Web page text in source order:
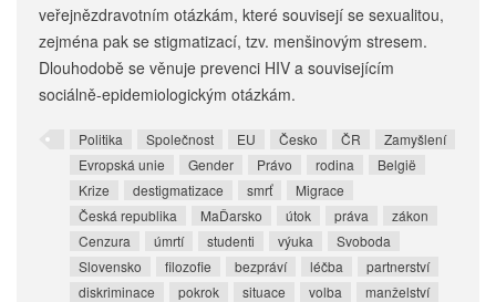
veřejnězdravotním otázkám, které souvisejí se sexualitou,
zejména pak se stigmatizací, tzv. menšinovým stresem.
Dlouhodobě se věnuje prevenci HIV a souvisejícím
sociálně-epidemiologickým otázkám.
Politika Společnost EU Česko ČR
Zamyšlení
Evropská unie
Gender Právo rodina
België
Krize
destigmatizace smrť
Migrace
Česká republika
MaĎarsko útok práva
zákon
Cenzura
úmrtí studenti výuka
Svoboda
Slovensko
filozofie bezpráví léčba
partnerství
diskriminace
pokrok situace volba
manželství